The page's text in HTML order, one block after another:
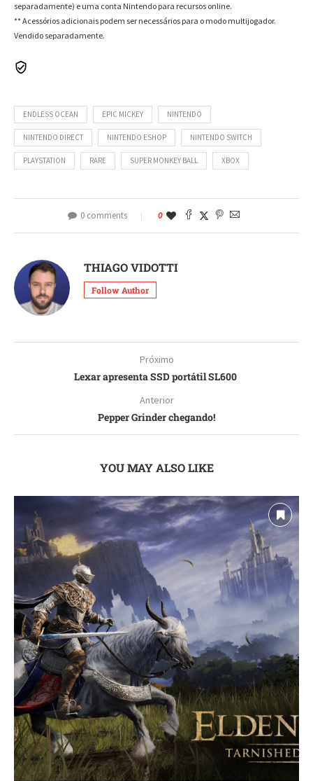
separadamente) e uma conta Nintendo para recursos online.
** Acessórios adicionais podem ser necessários para o modo multijogador.
Vendido separadamente.
ENDLESS OCEAN EPIC MICKEY NINTENDO
NINTENDO DIRECT NINTENDO ESHOP NINTENDO SWITCH
PLAYSTATION RARE SUPER MONKEY BALL XBOX
0 comments 0
THIAGO VIDOTTI
Follow Author
Próximo
Lexar apresenta SSD portátil SL600
Anterior
Pepper Grinder chegando!
YOU MAY ALSO LIKE